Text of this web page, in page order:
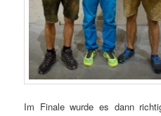
Im Finale wurde es dann